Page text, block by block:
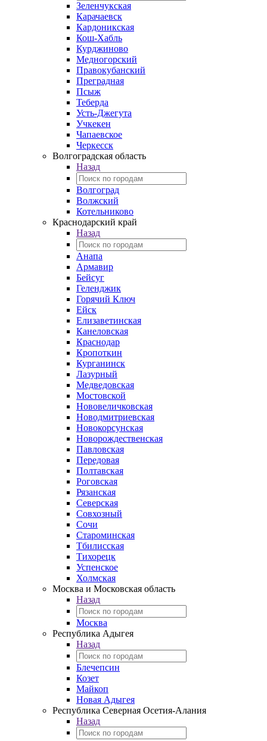
Зеленчукская
Карачаевск
Кардоникская
Кош-Хабль
Курджиново
Медногорский
Правокубанский
Преградная
Псыж
Теберда
Усть-Джегута
Учкекен
Чапаевское
Черкесск
Волгоградская область
Назад
Волгоград
Волжский
Котельниково
Краснодарский край
Назад
Анапа
Армавир
Бейсуг
Геленджик
Горячий Ключ
Ейск
Елизаветинская
Канеловская
Краснодар
Кропоткин
Курганинск
Лазурный
Медведовская
Мостовской
Нововеличковская
Новодмитриевская
Новокорсунская
Новорождественская
Павловская
Передовая
Полтавская
Роговская
Рязанская
Северская
Совхозный
Сочи
Староминская
Тбилисская
Тихорецк
Успенское
Холмская
Москва и Московская область
Назад
Москва
Республика Адыгея
Назад
Блечепсин
Козет
Майкоп
Новая Адыгея
Республика Северная Осетия-Алания
Назад